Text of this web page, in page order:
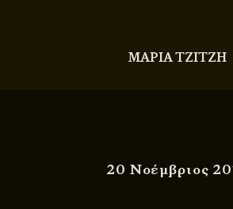
ΜΑΡΙΑ ΤΖΙΤΖΗ
20 Νοέμβριος